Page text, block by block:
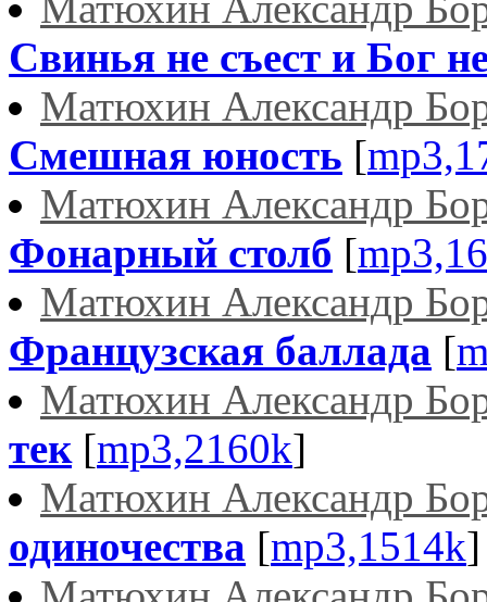
Свинья не съест и Бог
Матюхин Александр
Смешная юность [
Матюхин Александр
Фонарный столб [
Матюхин Александр
Французская баллада [
Матюхин Александр
тек[mp3,2160k]
Матюхин Александр
одиночества [mp3,1514k]